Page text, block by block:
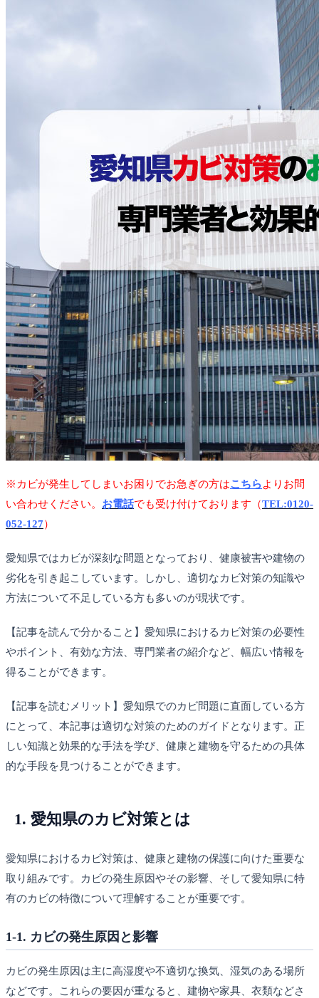
※カビが発生してしまいお困りでお急ぎの方はこちらよりお問
い合わせください。 お電話でも受け付けております（TEL:0120-
052-127）
愛知県ではカビが深刻な問題となっており、健康被害や建物の
劣化を引き起こしています。しかし、適切なカビ対策の知識や
方法について不足している方も多いのが現状です。
【記事を読んで分かること】愛知県におけるカビ対策の必要性
やポイント、有効な方法、専門業者の紹介など、幅広い情報を
得ることができます。
【記事を読むメリット】愛知県でのカビ問題に直面している方
にとって、本記事は適切な対策のためのガイドとなります。正
しい知識と効果的な手法を学び、健康と建物を守るための具体
的な手段を見つけることができます。
1. 愛知県のカビ対策とは
愛知県におけるカビ対策は、健康と建物の保護に向けた重要な
取り組みです。カビの発生原因やその影響、そして愛知県に特
有のカビの特徴について理解することが重要です。
1-1. カビの発生原因と影響
カビの発生原因は主に高湿度や不適切な換気、湿気のある場所
などです。これらの要因が重なると、建物や家具、衣類などさ